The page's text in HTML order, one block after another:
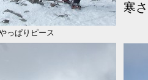
寒
っぱりピース